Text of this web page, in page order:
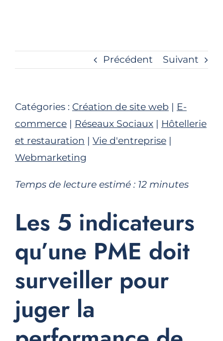
Précédent Suivant
Catégories : Création de site web | E-
commerce| Réseaux Sociaux| Hôtellerie
et restauration | Vie d'entreprise|
Webmarketing
Temps de lecture estimé : 12 minutes
Les 5 indicateurs
qu’une PME doit
surveiller pour
juger la